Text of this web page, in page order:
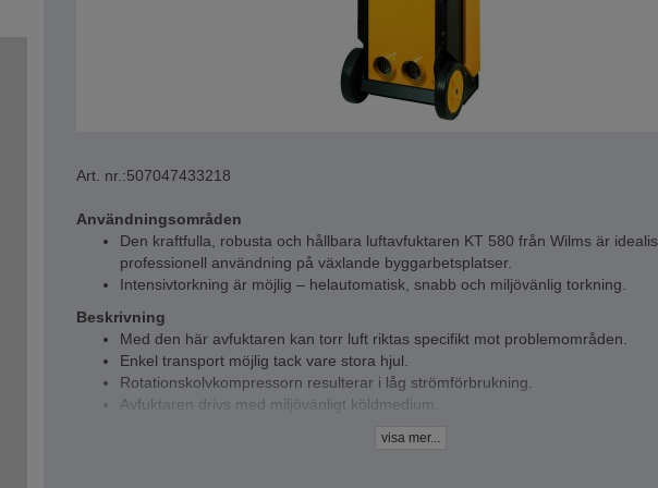
Art. nr.:507047433218
Användningsområden
Den kraftfulla, robusta och hållbara luftavfuktaren KT 580 från Wilms är
professionell användning på växlande byggarbetsplatser.
Intensivtorkning är möjlig – helautomatisk, snabb och miljövänlig torkning.
Beskrivning
Med den här avfuktaren kan torr luft riktas specifikt mot problemområden.
Enkel transport möjlig tack vare stora hjul.
Rotationskolvkompressorn resulterar i låg strömförbrukning.
Avfuktaren drivs med miljövänligt köldmedium.
visa mer...